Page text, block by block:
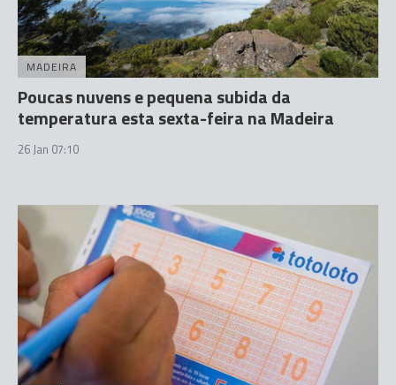
MADEIRA
Poucas nuvens e pequena subida da
temperatura esta sexta-feira na Madeira
26 Jan 07:10